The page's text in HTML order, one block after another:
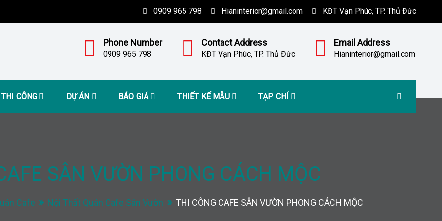
0909 965 798 Hianinterior@gmail.com KĐT Vạn Phúc, TP. Thủ Đức
Phone Number
0909 965 798
Contact Address
KĐT Vạn Phúc, TP. Thủ Đức
Email Address
Hianinterior@gmail.com
CÔNG DỰ ÁN BÁO GIÁ THIẾT KẾ MẪU TẠP CHÍ
SÂN VƯỜN PHONG CÁCH MỘC
Cafe Nội Thất Quán Cafe Sân Vườn THI CÔNG CAFE SÂN VƯỜN PHONG CÁCH MỘC